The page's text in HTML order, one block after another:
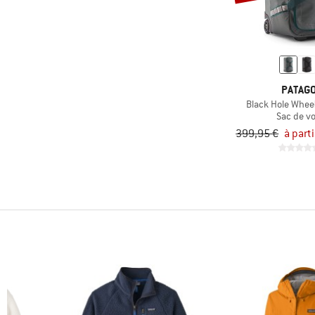
Running(19)
Ski (36)
Black Hole
Sac de
399,95 € à